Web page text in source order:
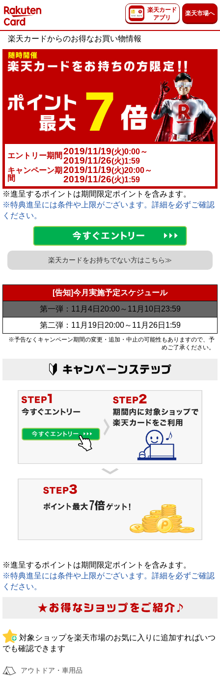
楽天カード
アプリ
楽天市場へ
楽天カードからのお得なお買い物情報
エントリー期間 2019/11/19(火)0:00～
2019/11/26(火)1:59
キャンペーン期
間
2019/11/19(火)20:00～
2019/11/26(火)1:59
※進呈するポイントは期間限定ポイントを含みます。
※特典進呈には条件や上限がございます。詳細を必ずご確認
ください。
楽天カードをお持ちでない方はこちら≫
[告知]今月実施予定スケジュール
第一弾：11月4日20:00～11月10日23:59
第二弾：11月19日20:00～11月26日1:59
※予告なくキャンペーン期間の変更・追加・中止の可能性もありますので、予
めご了承ください。
※進呈するポイントは期間限定ポイントを含みます。
※特典進呈には条件や上限がございます。詳細を必ずご確認
ください。
対象ショップを楽天市場のお気に入りに追加すればいつ
でも確認できます
アウトドア・車用品